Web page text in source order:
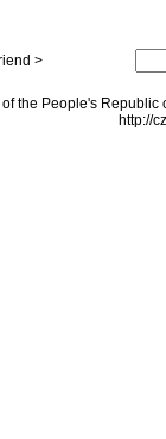
>
of the People's
http://